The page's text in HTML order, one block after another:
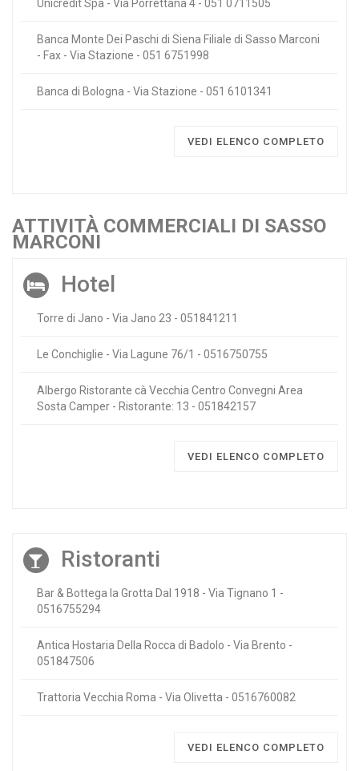
Unicredit Spa - Via Porrettana 4 - 051 0711505
Banca Monte Dei Paschi di Siena Filiale di Sasso Marconi
- Fax - Via Stazione - 051 6751998
Banca di Bologna - Via Stazione - 051 6101341
VEDI ELENCO COMPLETO
ATTIVITÀ COMMERCIALI DI SASSO
MARCONI
Hotel
Torre di Jano - Via Jano 23 - 051841211
Le Conchiglie - Via Lagune 76/1 - 0516750755
Albergo Ristorante cà Vecchia Centro Convegni Area
Sosta Camper - Ristorante: 13 - 051842157
VEDI ELENCO COMPLETO
Ristoranti
Bar & Bottega la Grotta Dal 1918 - Via Tignano 1 -
0516755294
Antica Hostaria Della Rocca di Badolo - Via Brento -
051847506
Trattoria Vecchia Roma - Via Olivetta - 0516760082
VEDI ELENCO COMPLETO